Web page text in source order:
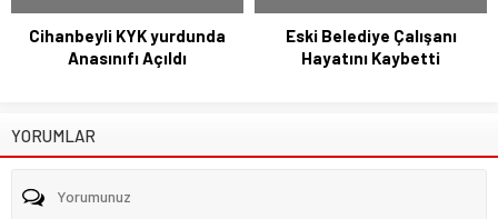
Cihanbeyli KYK yurdunda
Anasınıfı Açıldı
Eski Belediye Çalışanı
Hayatını Kaybetti
YORUMLAR